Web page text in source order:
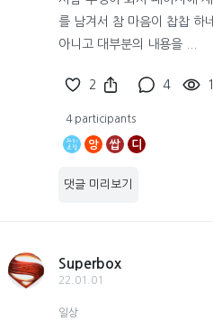
를 남겨서 참 마음이 찹찹 하
아니고 대부분의 내용을 ...
2 4
4 participants
앙 쌉 디
댓글 미리보기
Superbox
22.01.01
일상